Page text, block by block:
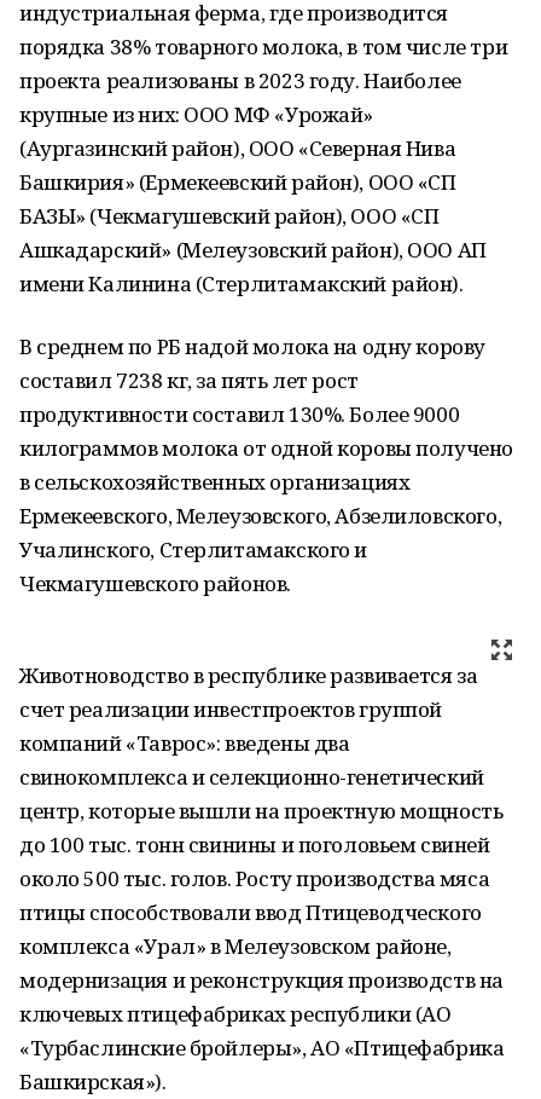
индустриальная ферма, где производится
порядка 38% товарного молока, в том числе три
проекта реализованы в 2023 году. Наиболее
крупные из них: ООО МФ «Урожай»
(Аургазинский район), ООО «Северная Нива
Башкирия» (Ермекеевский район), ООО «СП
БАЗЫ» (Чекмагушевский район), ООО «СП
Ашкадарский» (Мелеузовский район), ООО АП
имени Калинина (Стерлитамакский район).
В среднем по РБ надой молока на одну корову
составил 7238 кг, за пять лет рост
продуктивности составил 130%. Более 9000
килограммов молока от одной коровы получено
в сельскохозяйственных организациях
Ермекеевского, Мелеузовского, Абзелиловского,
Учалинского, Стерлитамакского и
Чекмагушевского районов.
Животноводство в республике развивается за
счет реализации инвестпроектов группой
компаний «Таврос»: введены два
свинокомплекса и селекционно-генетический
центр, которые вышли на проектную мощность
до 100 тыс. тонн свинины и поголовьем свиней
около 500 тыс. голов. Росту производства мяса
птицы способствовали ввод Птицеводческого
комплекса «Урал» в Мелеузовском районе,
модернизация и реконструкция производств на
ключевых птицефабриках республики (АО
«Турбаслинские бройлеры», АО «Птицефабрика
Башкирская»).